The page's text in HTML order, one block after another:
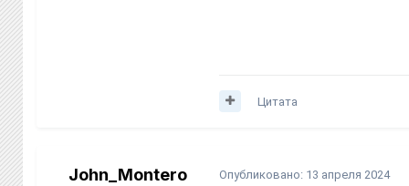
Цитата
John_Montero Опубликовано: 13 апреля 2024